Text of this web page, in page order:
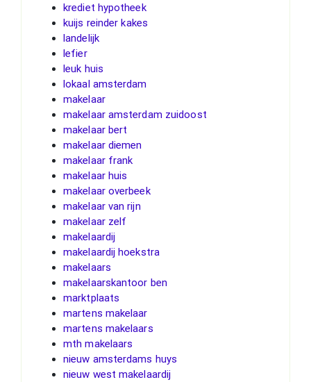
krediet hypotheek
kuijs reinder kakes
landelijk
lefier
leuk huis
lokaal amsterdam
makelaar
makelaar amsterdam zuidoost
makelaar bert
makelaar diemen
makelaar frank
makelaar huis
makelaar overbeek
makelaar van rijn
makelaar zelf
makelaardij
makelaardij hoekstra
makelaars
makelaarskantoor ben
marktplaats
martens makelaar
martens makelaars
mth makelaars
nieuw amsterdams huys
nieuw west makelaardij